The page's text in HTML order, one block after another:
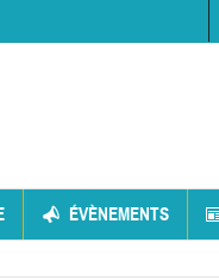
ÉVÈNEMENTS